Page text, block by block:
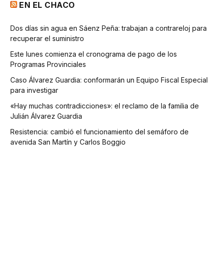
EN EL CHACO
Dos días sin agua en Sáenz Peña: trabajan a contrareloj para
recuperar el suministro
Este lunes comienza el cronograma de pago de los
Programas Provinciales
Caso Álvarez Guardia: conformarán un Equipo Fiscal Especial
para investigar
«Hay muchas contradicciones»: el reclamo de la familia de
Julián Álvarez Guardia
Resistencia: cambió el funcionamiento del semáforo de
avenida San Martín y Carlos Boggio